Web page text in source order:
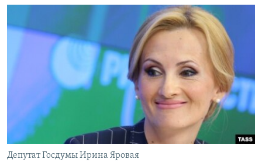
СИБИРЬ.РЕАЛИИ
РАСПИСАНИЕ ВЕЩАНИЯ
ПОДПИШИТЕСЬ НА РАССЫЛКУ
СОЦИАЛЬНЫЕ СЕТИ
Депутат Госдумы Ирина Яровая